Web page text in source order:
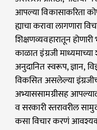
आपल्या विकासाकरिता
ह्याचा करावा लागणारा
शिक्षणव्यवहारातून
काळात इंग्रजी
अनुदानित स्वरूप, ज्ञान,
विकसित असलेल्या
अभ्याससामग्रीसह
व सरकारी स्तरावरील
कसा विचार करणं